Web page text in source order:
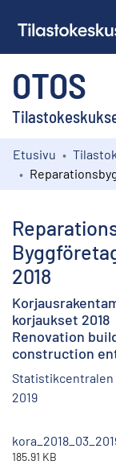
OTOS
Kokoelmat
Etusivu
2018
korjaukset 2018
Renovation
construction
Statistikcentralen
2019
185.91 KB